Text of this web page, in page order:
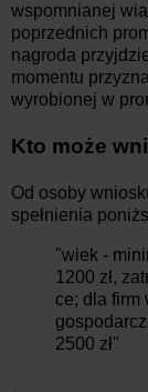
wspomnianej
poprzednich
nagroda
momentu
wyrobionej w
Kto może
Od osoby
spełnienia
"wiek -
1200 zł,
ce; dla firm
2500 zł"